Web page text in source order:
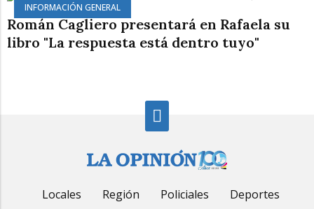
INFORMACIÓN GENERAL
Román Cagliero presentará en Rafaela su
libro "La respuesta está dentro tuyo"
Locales Región Policiales
Deportes